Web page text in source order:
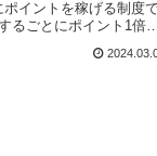
イントを稼げる制度
るごとにポイント1倍